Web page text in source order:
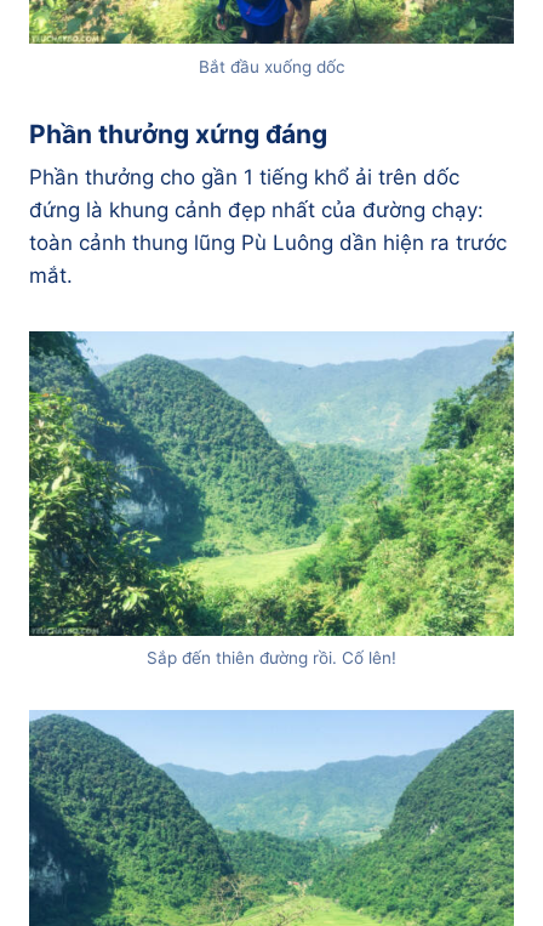
Bắt đầu xuống dốc
Phần thưởng xứng đáng
Phần thưởng cho gần 1 tiếng khổ ải trên dốc
đứng là khung cảnh đẹp nhất của đường chạy:
toàn cảnh thung lũng Pù Luông dần hiện ra trước
mắt.
Sắp đến thiên đường rồi. Cố lên!